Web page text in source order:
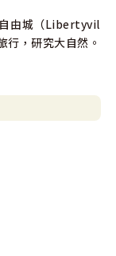
由城（Libertyvil
行，研究大自然。